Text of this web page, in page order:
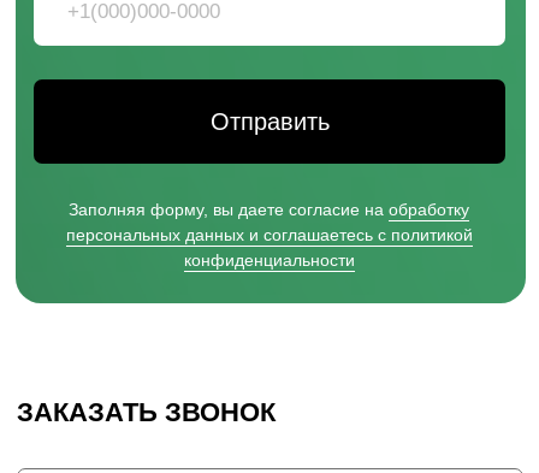
+7 831 231-20-03